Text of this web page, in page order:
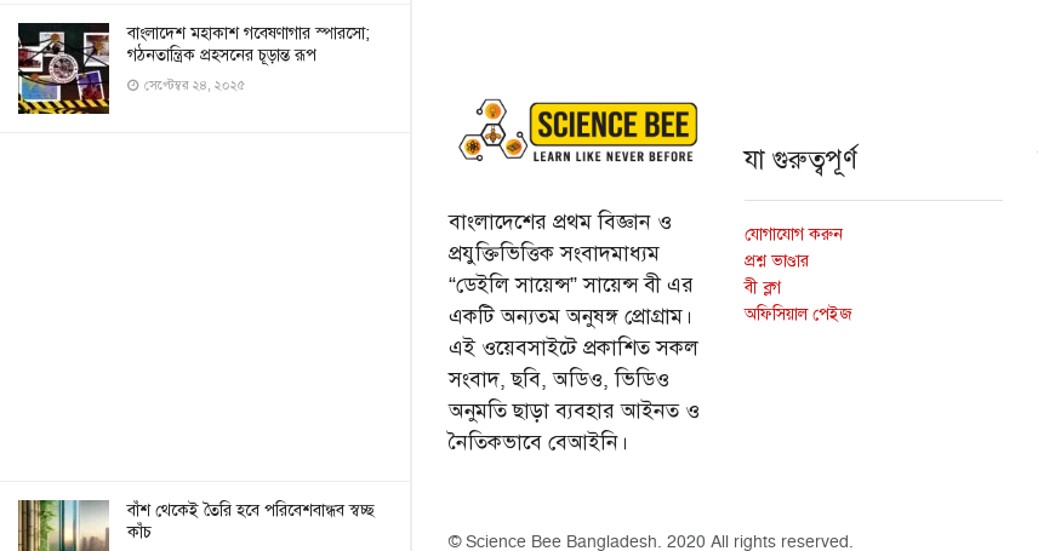
বাংলাদেশ মহাকাশ গবেষণাগার স্পারসো;
গঠনতান্ত্রিক প্রহসনের চূড়ান্ত রূপ
সেপ্টেম্বর ২৪, ২০২৫
বাঁশ থেকেই তৈরি হবে পরিবেশবান্ধব স্বচ্ছ
কাঁচ
বাংলাদেশের প্রথম বিজ্ঞান ও
প্রযুক্তিভিত্তিক সংবাদমাধ্যম
“ডেইলি সায়েন্স” সায়েন্স বী এর
একটি অন্যতম অনুষঙ্গ প্রোগ্রাম।
এই ওয়েবসাইটে প্রকাশিত সকল
সংবাদ, ছবি, অডিও, ভিডিও
অনুমতি ছাড়া ব্যবহার আইনত ও
নৈতিকভাবে বেআইনি।
যা গুরুত্বপূর্ণ
যোগাযোগ করুন
প্রশ্ন ভাণ্ডার
বী ব্লগ
অফিসিয়াল পেইজ
© Science Bee Bangladesh. 2020 All rights reserved.